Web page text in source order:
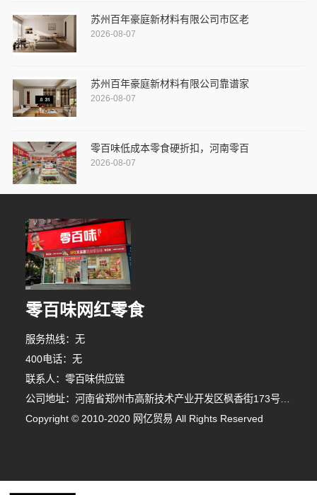
苏州百年豪庭新材料有限公司市区老
2026-08-07
苏州百年豪庭新材料有限公司靠谱家
2026-08-07
零百味低成本零食硬折扣，河南零百
2026-08-07
零百味网红零食
服务热线：无
400电话：无
联系人：零百味供应链
公司地址：河南省郑州市高新技术产业开发区枫香街173号郑州天健湖智联网产业园3号楼7层706室
Copyright © 2010-2020 网亿贸易 All Rights Reserved